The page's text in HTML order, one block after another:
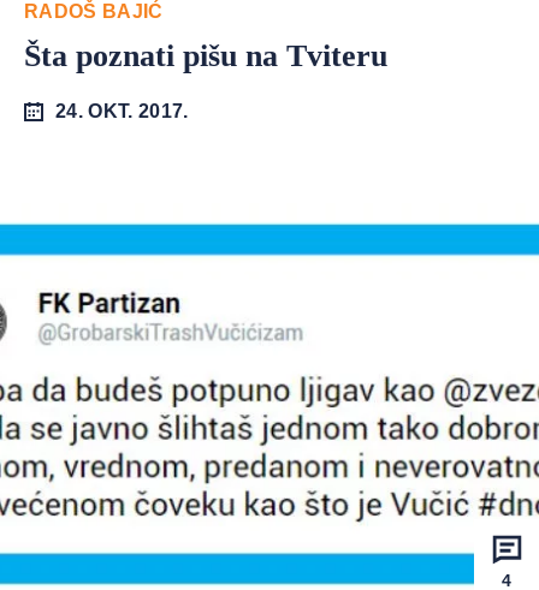
RADOŠ BAJIĆ
Šta poznati pišu na Tviteru
24. OKT. 2017.
4